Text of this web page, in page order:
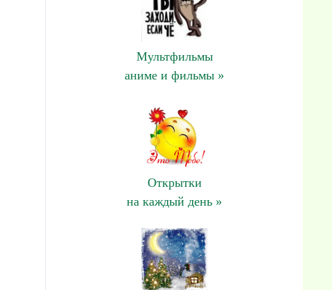
Мультфильмы
аниме и фильмы »
Открытки
на каждый день »